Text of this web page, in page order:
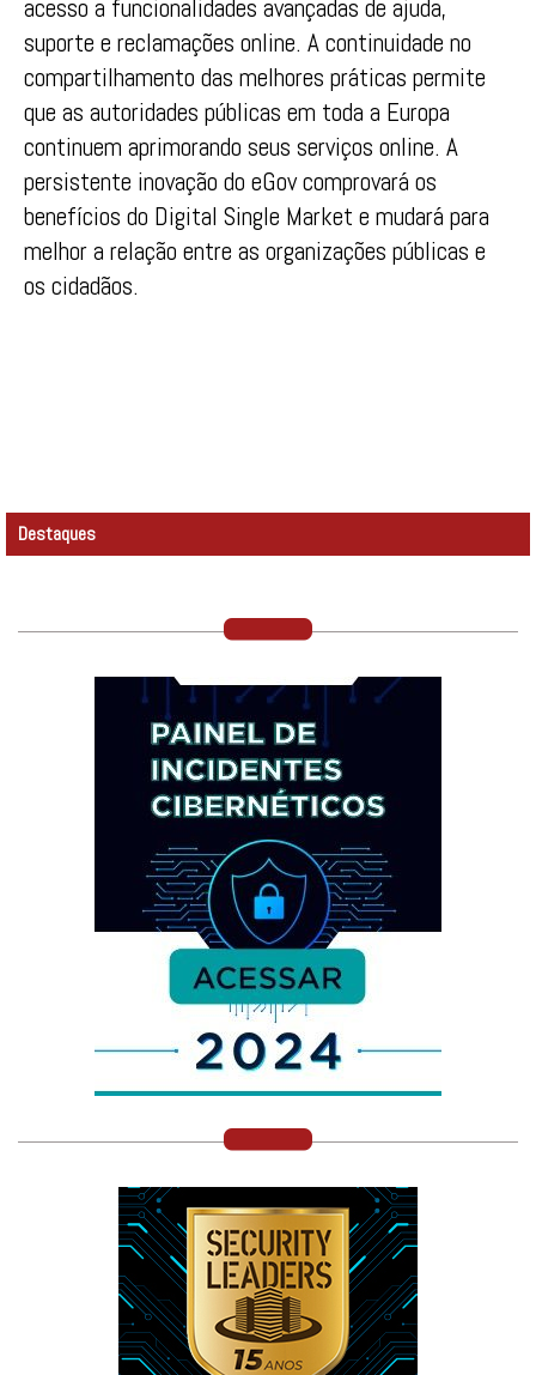
acesso a funcionalidades avançadas de ajuda,
suporte e reclamações online. A continuidade no
compartilhamento das melhores práticas permite
que as autoridades públicas em toda a Europa
continuem aprimorando seus serviços online. A
persistente inovação do eGov comprovará os
benefícios do Digital Single Market e mudará para
melhor a relação entre as organizações públicas e
os cidadãos.
Destaques